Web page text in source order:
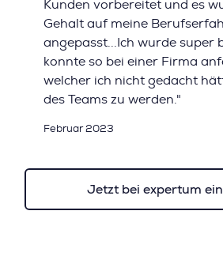
Kunden vorbereitet und es
Gehalt auf meine
angepasst...Ich wurde super
konnte so bei einer Firma
welcher ich nicht gedacht
des Teams zu werden."
Februar 2023
Jetzt bei expertum